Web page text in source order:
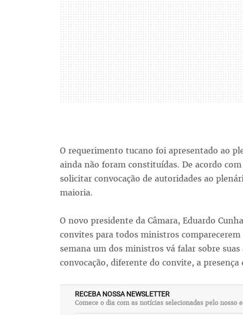
O requerimento tucano foi apresentado ao
ainda não foram constituídas. De acordo
solicitar convocação de autoridades ao
maioria.
O novo presidente da Câmara, Eduardo
convites para todos ministros comparecerem
semana um dos ministros vá falar sobre
convocação, diferente do convite, a
RECEBA NOSSA NEWSLETTER
Comece o dia com as notícias selecionadas pelo nosso